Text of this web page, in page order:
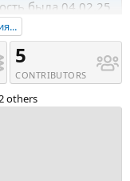
была 04.02.25
Лозовой]
Горячие
Директ (2024)'
Яндекс
5
CONTRIBUTORS
others